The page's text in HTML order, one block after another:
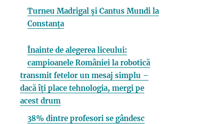
Turneu Madrigal și Cantus Mundi la
Constanța
Înainte de alegerea liceului:
campioanele României la robotică
transmit fetelor un mesaj simplu –
dacă îți place tehnologia, mergi pe
acest drum
38% dintre profesori se gândesc